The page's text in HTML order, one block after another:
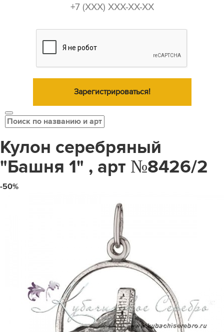
Зарегистрироваться!
Кулон серебряный
"Башня 1" , арт №8426/2
-50%